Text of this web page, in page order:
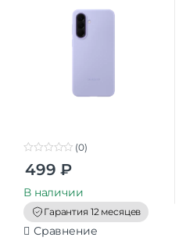
o
t
o
f
5
(0)
499 ₽
В наличии
Гарантия 12 месяцев
Сравнение